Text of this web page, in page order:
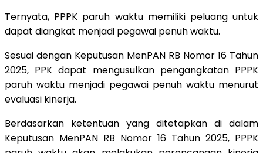
Ternyata, PPPK paruh waktu memiliki peluang untuk
dapat diangkat menjadi pegawai penuh waktu.
Sesuai dengan Keputusan MenPAN RB Nomor 16 Tahun
2025, PPK dapat mengusulkan pengangkatan PPPK
paruh waktu menjadi pegawai penuh waktu menurut
evaluasi kinerja.
Berdasarkan ketentuan yang ditetapkan di dalam
Keputusan MenPAN RB Nomor 16 Tahun 2025, PPPK